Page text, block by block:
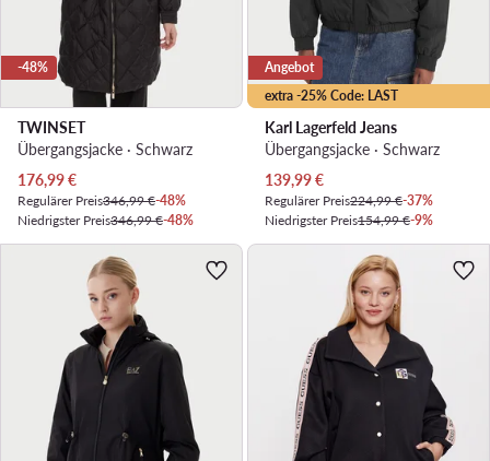
-48%
TWINSET
Übergangsjacke · Schwarz
Aktueller Preis
176,99€
Regulärer Preis346,99 €-48%
Niedrigster Preis346,99 €-48%
extra -25% Code: LAST
Angebot
Karl Lagerfeld Jeans
Übergangsjacke · Schwarz
Aktueller Preis
139,99€
Regulärer Preis224,99 €-37%
Niedrigster Preis154,99 €-9%